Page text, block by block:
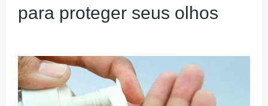
para proteger seus olhos